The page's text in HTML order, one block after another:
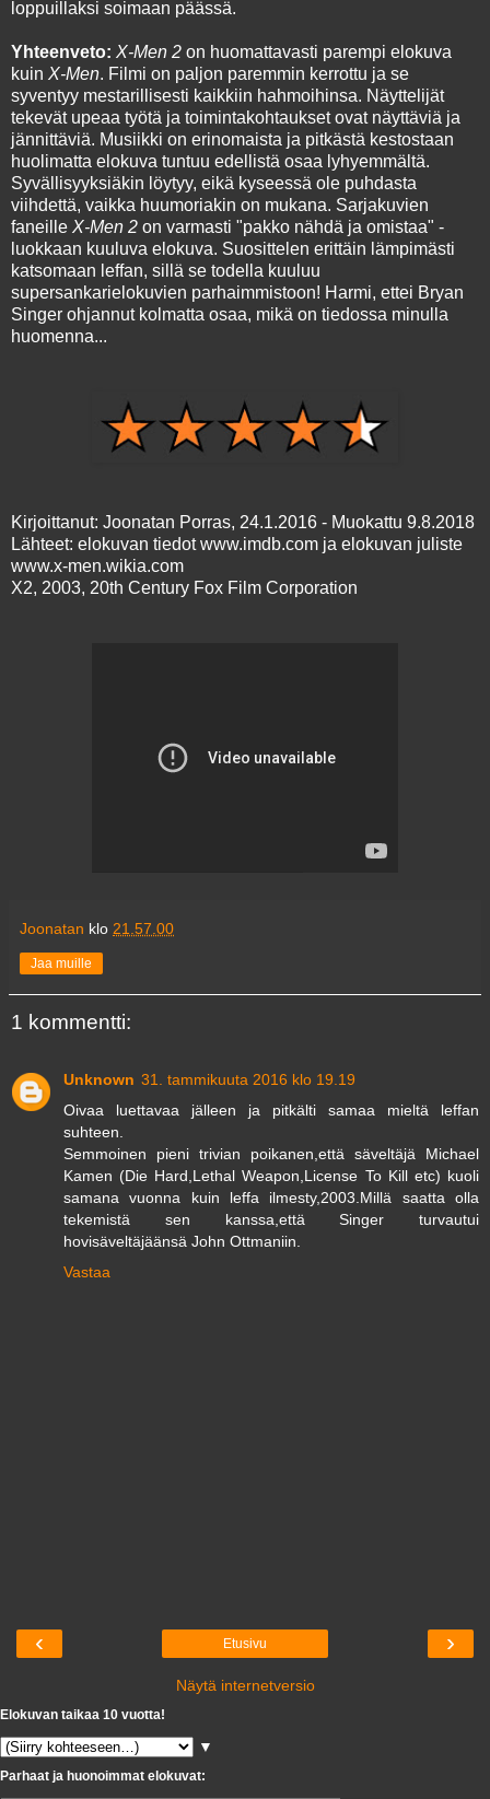
loppuillaksi soimaan päässä.
Yhteenveto: X-Men 2 on huomattavasti parempi elokuva
kuin X-Men. Filmi on paljon paremmin kerrottu ja se
syventyy mestarillisesti kaikkiin hahmoihinsa. Näyttelijät
tekevät upeaa työtä ja toimintakohtaukset ovat näyttäviä ja
jännittäviä. Musiikki on erinomaista ja pitkästä kestostaan
huolimatta elokuva tuntuu edellistä osaa lyhyemmältä.
Syvällisyyksiäkin löytyy, eikä kyseessä ole puhdasta
viihdettä, vaikka huumoriakin on mukana. Sarjakuvien
faneille X-Men 2 on varmasti "pakko nähdä ja omistaa" -
luokkaan kuuluva elokuva. Suosittelen erittäin lämpimästi
katsomaan leffan, sillä se todella kuuluu
supersankarielokuvien parhaimmistoon! Harmi, ettei Bryan
Singer ohjannut kolmatta osaa, mikä on tiedossa minulla
huomenna...
Kirjoittanut: Joonatan Porras, 24.1.2016 - Muokattu 9.8.2018
Lähteet: elokuvan tiedot www.imdb.com ja elokuvan juliste
www.x-men.wikia.com
X2, 2003, 20th Century Fox Film Corporation
Joonatan klo 21.57.00
Jaa muille
1 kommentti:
Unknown 31. tammikuuta 2016 klo 19.19
Oivaa luettavaa jälleen ja pitkälti samaa mieltä leffan
suhteen.
Semmoinen pieni trivian poikanen,että säveltäjä Michael
Kamen (Die Hard,Lethal Weapon,License To Kill etc) kuoli
samana vuonna kuin leffa ilmesty,2003.Millä saatta olla
tekemistä sen kanssa,että Singer turvautui
hovisäveltäjäänsä John Ottmaniin.
Vastaa
‹ ›
Etusivu
Näytä internetversio
Elokuvan taikaa 10 vuotta!
▼
Parhaat ja huonoimmat elokuvat: